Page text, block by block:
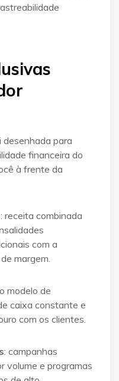
para
financeira do
à frente da
: receita combinada
com a
margem.
modelo de
caixa constante e
com os clientes.
: campanhas
volume e programas